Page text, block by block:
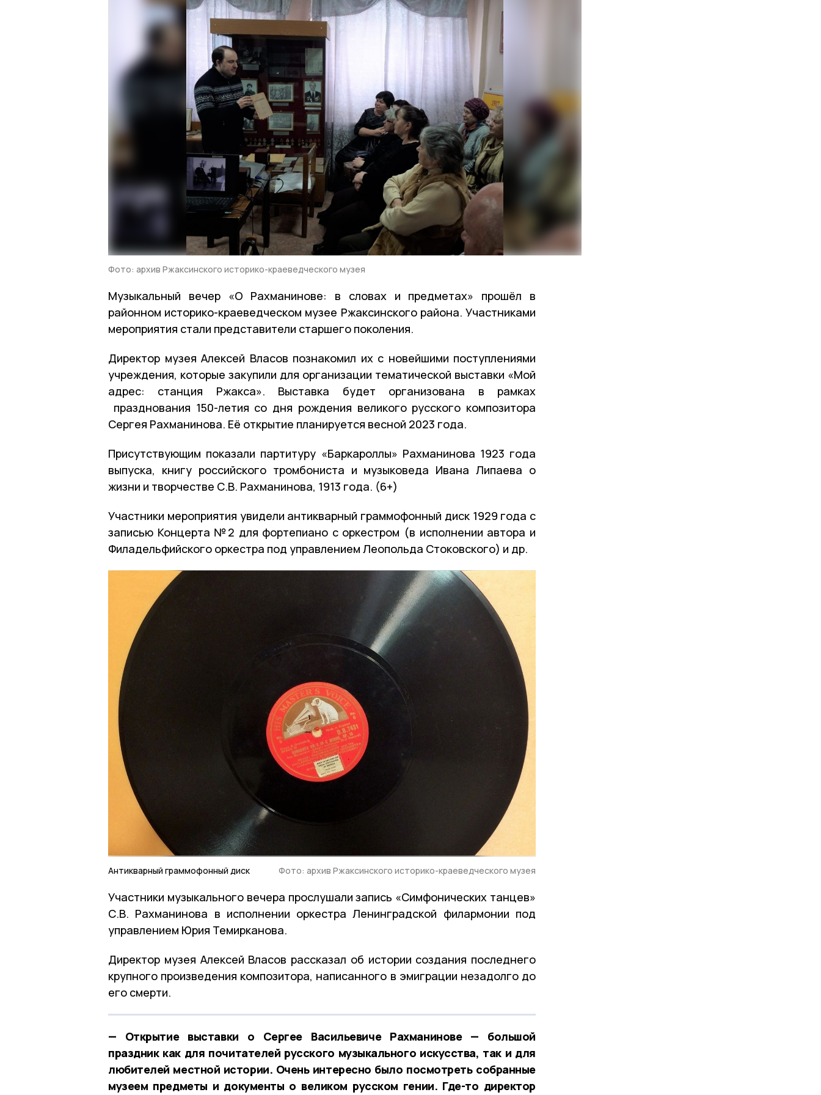
Фото: архив Ржаксинского историко-краеведческого музея
Музыкальный вечер «О Рахманинове: в словах и предметах» прошёл в
районном историко-краеведческом музее Ржаксинского района. Участниками
мероприятия стали представители старшего поколения.
Директор музея Алексей Власов познакомил их с новейшими поступлениями
учреждения, которые закупили для организации тематической выставки «Мой
адрес: станция Ржакса». Выставка будет организована в рамках
празднования 150-летия со дня рождения великого русского композитора
Сергея Рахманинова. Её открытие планируется весной 2023 года.
Присутствующим показали партитуру «Баркароллы» Рахманинова 1923 года
выпуска, книгу российского тромбониста и музыковеда Ивана Липаева о
жизни и творчестве С.В. Рахманинова, 1913 года. (6+)
Участники мероприятия увидели антикварный граммофонный диск 1929 года с
записью Концерта №2 для фортепиано с оркестром (в исполнении автора и
Филадельфийского оркестра под управлением Леопольда Стоковского) и др.
Антикварный граммофонный диск Фото: архив Ржаксинского историко-краеведческого музея
Участники музыкального вечера прослушали запись «Симфонических танцев»
С.В. Рахманинова в исполнении оркестра Ленинградской филармонии под
управлением Юрия Темирканова.
Директор музея Алексей Власов рассказал об истории создания последнего
крупного произведения композитора, написанного в эмиграции незадолго до
его смерти.
— Открытие выставки о Сергее Васильевиче Рахманинове — большой
праздник как для почитателей русского музыкального искусства, так и для
любителей местной истории. Очень интересно было посмотреть собранные
музеем предметы и документы о великом русском гении. Где-то директор